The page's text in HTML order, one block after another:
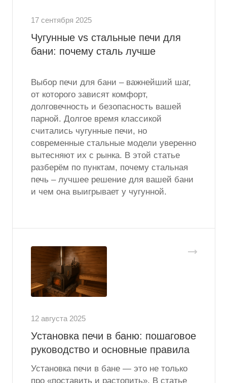
17 сентября 2025
Чугунные vs стальные печи для
бани: почему сталь лучше
Выбор печи для бани – важнейший шаг,
от которого зависят комфорт,
долговечность и безопасность вашей
парной. Долгое время классикой
считались чугунные печи, но
современные стальные модели уверенно
вытесняют их с рынка. В этой статье
разберём по пунктам, почему стальная
печь – лучшее решение для вашей бани
и чем она выигрывает у чугунной.
12 августа 2025
Установка печи в баню: пошаговое
руководство и основные правила
Установка печи в бане — это не только
про «поставить и растопить». В статье